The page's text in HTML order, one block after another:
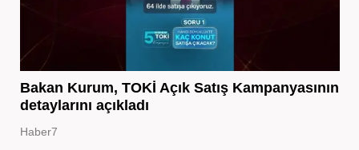
Bakan Kurum, TOKİ Açık Satış Kampanyasının
detaylarını açıkladı
Haber7